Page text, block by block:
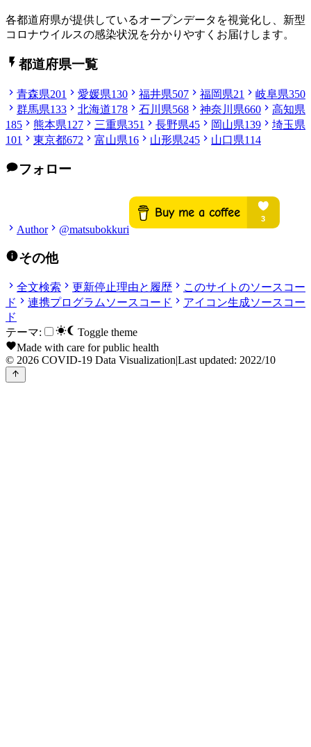
各都道府県が提供しているオープンデータを視覚化し、新型
コロナウイルスの感染状況を分かりやすくお届けします。
都道府県一覧
青森県201 愛媛県130 福井県507 福岡県21 岐阜県350
群馬県133 北海道178 石川県568 神奈川県660
高知県
185
熊本県127 三重県351 長野県45 岡山県139
埼玉県
101
東京都672 富山県16 山形県245 山口県114
フォロー
Author @matsubokkuri
その他
全文検索 更新停止理由と履歴
このサイトのソースコー
ド
連携プログラムソースコード
アイコン生成ソースコー
ド
テーマ:
Toggle theme
Made with care for public health
© 2026 COVID-19 Data Visualization|Last updated: 2022/10